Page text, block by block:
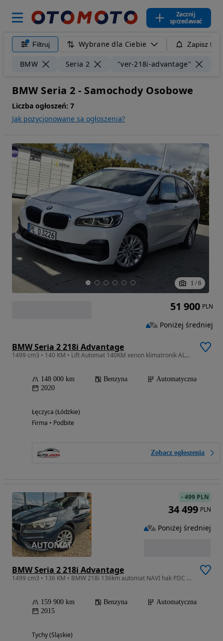
Zacznij
sprzedawać
Filtruj Wybrane dla Ciebie Zapisz
BMW Seria 2 "ver-218i-advantage"
BMW Seria 2 - Samochody Osobowe
Liczba ogłoszeń: 7
Jak pozycjonowane są ogłoszenia?
1 / 6
BMW Seria 2 218i Advantage
1499 cm3 • 140 KM • Lift Automat 140KM xenon klimatronik ALU PDC piękna Gwarancja Raty
148 000 km Benzyna
Automatyczna
2020
Łęczyca (Łódzkie)
Firma • Podbite
Zobacz ogłoszenia
51 900 PLN
Poniżej średniej
BMW Seria 2 218i Advantage
1499 cm3 • 136 KM • BMW 218i 136km automat NAVI hak PDC serwis BEZWYPADKOWY 2016
159 900 km Benzyna
Automatyczna
2015
Tychy (Śląskie)
-499 PLN
34 499 PLN
Poniżej średniej